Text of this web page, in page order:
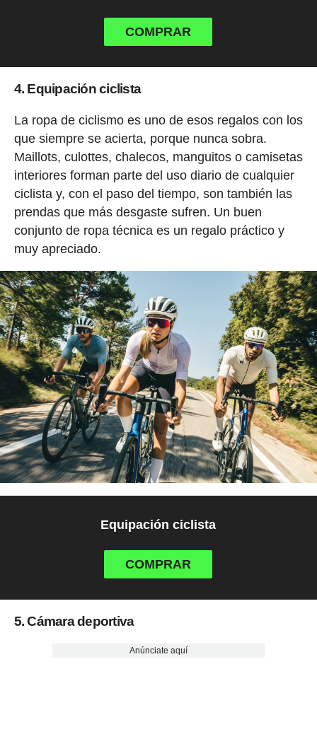
COMPRAR
4. Equipación ciclista
La ropa de ciclismo es uno de esos regalos con los
que siempre se acierta, porque nunca sobra.
Maillots, culottes, chalecos, manguitos o camisetas
interiores forman parte del uso diario de cualquier
ciclista y, con el paso del tiempo, son también las
prendas que más desgaste sufren. Un buen
conjunto de ropa técnica es un regalo práctico y
muy apreciado.
Equipación ciclista
COMPRAR
5. Cámara deportiva
Anúnciate aquí